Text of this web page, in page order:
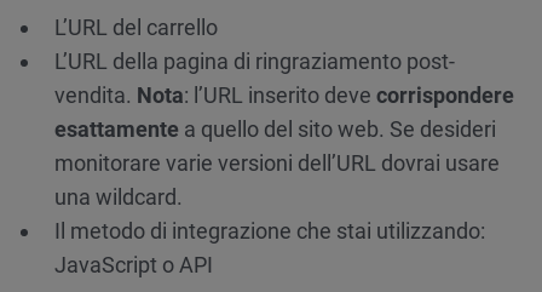
L’URL del carrello
L’URL della pagina di ringraziamento post-
vendita. Nota: l’URL inserito deve corrispondere
esattamente a quello del sito web. Se desideri
monitorare varie versioni dell’URL dovrai usare
una wildcard.
Il metodo di integrazione che stai utilizzando:
JavaScript o API